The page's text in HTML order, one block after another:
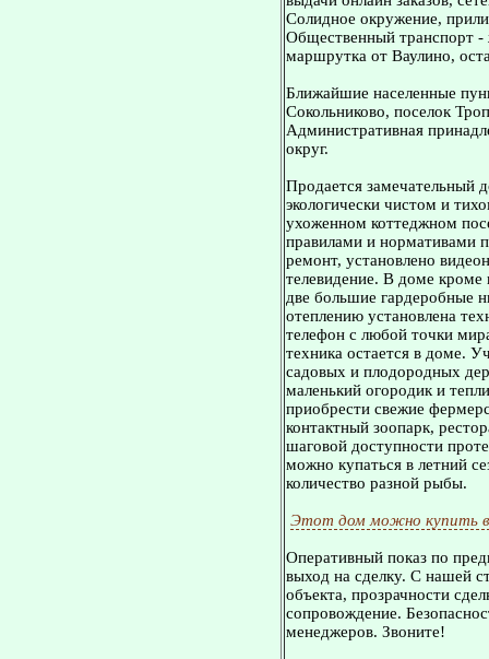
Солидное окружение,
Общественный транспорт
маршрутка от Ваулино,
Ближайшие населенные
Сокольниково, поселок
Административная
округ.
Продается замечательный
экологически чистом и
ухоженном коттеджном
правилами и нормативами
ремонт, установлено
телевидение. В доме кроме
две большие гардеробные
отеплению установлена
телефон с любой точки
техника остается в доме.
садовых и плодородных
маленький огородик и
приобрести свежие
контактный зоопарк,
шаговой доступности
можно купаться в летний
количество разной рыбы.
Этот дом можно купить
Оперативный показ по
выход на сделку. С нашей
объекта, прозрачности
сопровождение.
менеджеров. Звоните!